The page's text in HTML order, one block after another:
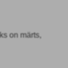
on märts,